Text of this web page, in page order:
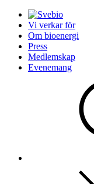
Vi verkar för
Om bioenergi
Press
Medlemskap
Evenemang